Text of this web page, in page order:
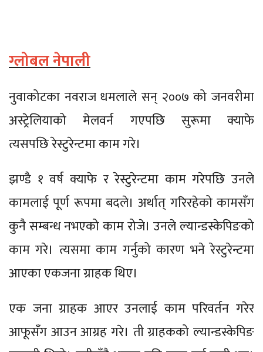
ग्लोबल नेपाली
नुवाकोटका नवराज धमलाले सन् २००७ को जनवरीमा
अस्ट्रेलियाको मेलवर्न गएपछि सुरूमा क्याफे
त्यसपछि रेस्टुरेन्टमा काम गरे।
झण्डै १ वर्ष क्याफे र रेस्टुरेन्टमा काम गरेपछि उनले
कामलाई पूर्ण रूपमा बदले। अर्थात् गरिरहेको कामसँग
कुनै सम्बन्ध नभएको काम रोजे। उनले ल्यान्डस्केपिङको
काम गरे। त्यसमा काम गर्नुको कारण भने रेस्टुरेन्टमा
आएका एकजना ग्राहक थिए।
एक जना ग्राहक आएर उनलाई काम परिवर्तन गरेर
आफूसँग आउन आग्रह गरे। ती ग्राहकको ल्यान्डस्केपिङ